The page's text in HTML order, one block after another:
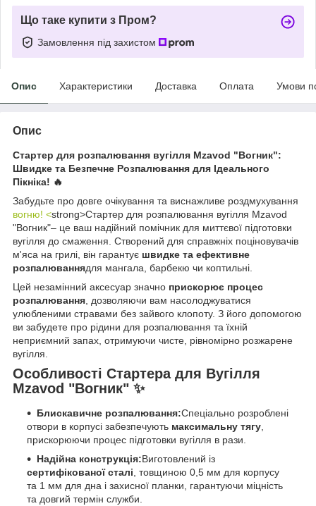
Що таке купити з Пром?
Замовлення під захистом
Опис Характеристики Доставка Оплата Умови
Опис
Стартер для розпалювання вугілля Mzavod "Вогник":
Швидке та Безпечне Розпалювання для Ідеального
Пікніка! 🔥
Забудьте про довге очікування та виснажливе роздмухування
вогню! <strong>Стартер для розпалювання вугілля Mzavod
"Вогник"– це ваш надійний помічник для миттєвої підготовки
вугілля до смаження. Створений для справжніх поціновувачів
м'яса на грилі, він гарантує швидке та ефективне
розпалюваннядля мангала, барбекю чи коптильні.
Цей незамінний аксесуар значно прискорює процес
розпалювання , дозволяючи вам насолоджуватися
улюбленими стравами без зайвого клопоту. З його допомогою
ви забудете про рідини для розпалювання та їхній
неприємний запах, отримуючи чисте, рівномірно розжарене
вугілля.
Особливості Стартера для Вугілля
Mzavod "Вогник" ✨
Блискавичне розпалювання:Спеціально розроблені
отвори в корпусі забезпечують максимальну тягу,
прискорюючи процес підготовки вугілля в рази.
Надійна конструкція:Виготовлений із
сертифікованої сталі, товщиною 0,5 мм для корпусу
та 1 мм для дна і захисної планки, гарантуючи міцність
та довгий термін служби.